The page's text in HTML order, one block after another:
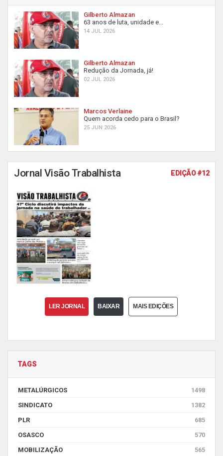
Gilberto Almazan
63 anos de luta, unidade e...
14 JUL 2026
Gilberto Almazan
Redução da Jornada, já!
02 JUL 2026
Marcos Verlaine
Quem acorda cedo para o Brasil?
25 JUN 2026
Jornal Visão Trabalhista EDIÇÃO #12
LER JORNAL BAIXAR MAIS EDIÇÕES
TAGS
METALÚRGICOS
1498
SINDICATO
1382
PLR
685
OSASCO
570
MOBILIZAÇÃO
565